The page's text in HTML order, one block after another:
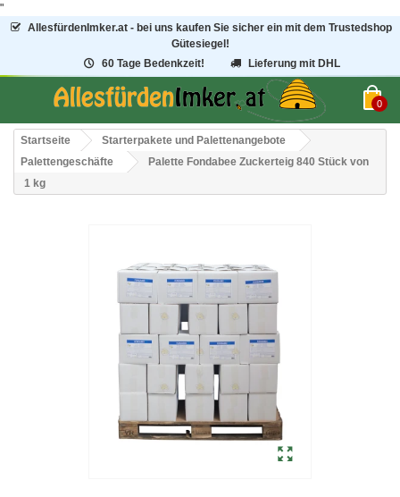
"
AllesfürdenImker.at - bei uns kaufen Sie sicher ein mit dem Trustedshop
Gütesiegel!
60 Tage Bedenkzeit!
Lieferung mit DHL
0
Startseite
Starterpakete und Palettenangebote
Palettengeschäfte
Palette Fondabee Zuckerteig 840 Stück von
1 kg